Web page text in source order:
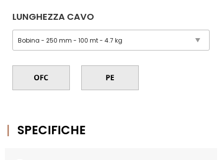
LUNGHEZZA CAVO
SPECIFICHE